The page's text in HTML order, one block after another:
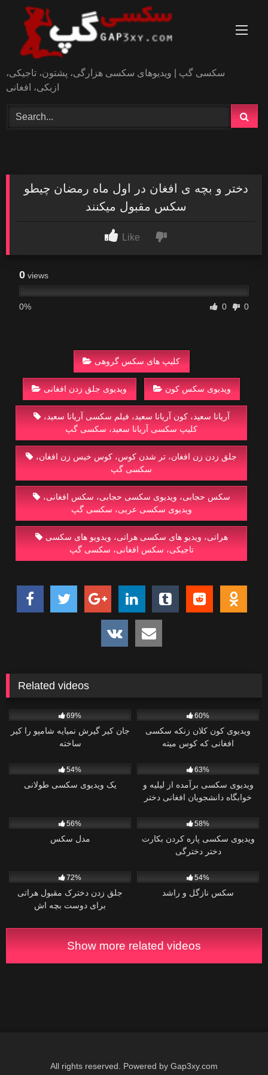
content
سکسی گپ | ویدیوهای سکسی هزارگی، پشتون، تاجیکی،
ازبکی، افغانی
دختر و بچه ی افغان در اول ماه رمضان چیطو
سکس مقبول میکنند
Like
0 views
0% 0 0
کلیپ های سکس گروهی
ویدیوی جلق زدن افغانی ویدیوی سکس کون
آریانا سعید، کون آریانا سعید، فیلم سکسی آریانا سعید،
کلیپ سکسی آریانا سعید، سکسی گپ
جلق زدن زن افغان، تر شدن کوس، کوس خیس زن افغان،
سکسی گپ
سکس حجابی، ویدیوی سکسی حجابی، سکس افغانی،
ویدیوی سکسی عربی، سکسی گپ
هراتی، ویدیو های سکسی هراتی، ویدویو های سکسی
تاجیکی، سکس افغانی، سکسی گپ
Related videos
69%
جان کیر گیرش نمیایه شامپو را کیر
ساخته
60%
ویدیوی کون کلان زنکه سکسی
افغانی که کوس میته
54%
یک ویدیوی سکسی طولانی
63%
ویدیوی سکسی برآمده از لیلیه و
خوابگاه دانشجویان افغانی دختر
56%
مدل سکس
58%
ویدیوی سکسی پاره کردن بکارت
دختر دخترگی
72%
جلق زدن دخترک مقبول هراتی
برای دوست بچه اش
54%
سکس نازگل و راشد
Show more related videos
All rights reserved. Powered by Gap3xy.com